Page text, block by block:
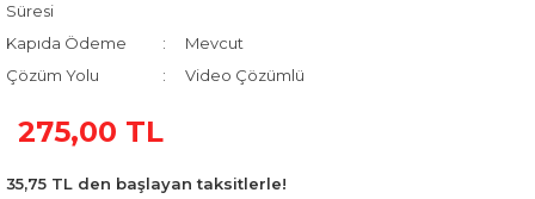
Süresi
Kapıda Ödeme
Mevcut
Çözüm Yolu
Video Çözümlü
275,00 TL
35,75 TL den başlayan taksitlerle!